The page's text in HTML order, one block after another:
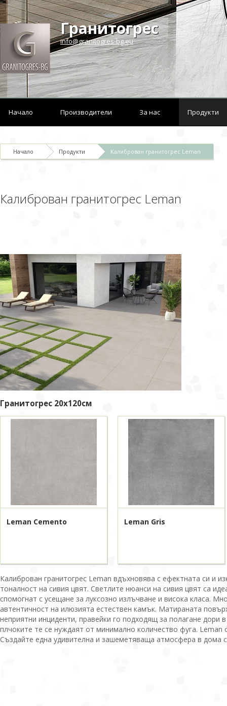
Гранитогрес
info@granitogres-bg.eu
Начало Производители За нас Продукти
Начало Продукти Калиброван гранитогрес Leman
Калиброван гранитогрес Leman
Гранитогрес 20x120см
Leman Cemento Leman Gris
Калиброван гранитогрес Leman вдъхновява с ефектната си и
тоналност на сивия цвят. Светлите нюанси на сивия цвят са
спомогнат с усещане за луксозно излъчване и висока класа.
автентичност на илюзията естествен камък. Матираната
неприятни инциденти, правейки го подходящ за полагане дори
плчоките те се нуждаят от минимално количество фуга. Leman
Създайте една удивителна и зашеметяваща атмосфера в дома